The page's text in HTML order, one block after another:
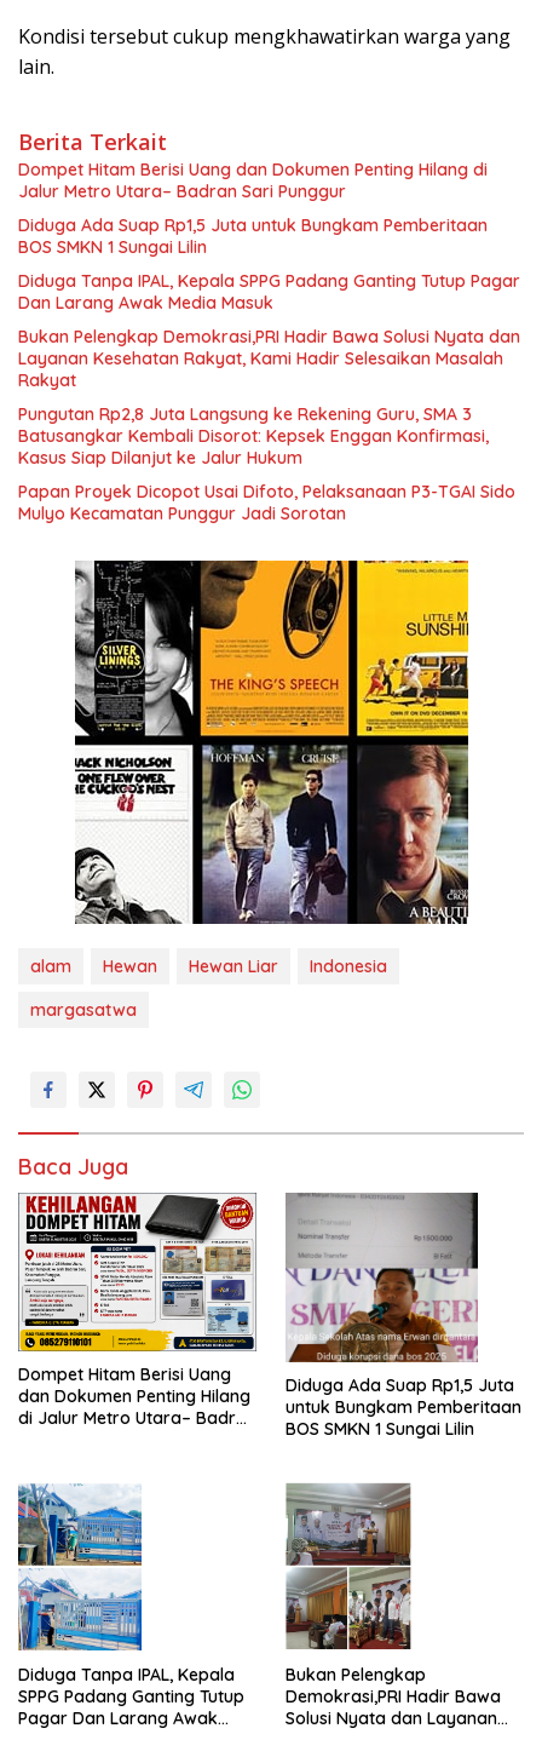
Kondisi tersebut cukup mengkhawatirkan warga yang
lain.
Berita Terkait
Dompet Hitam Berisi Uang dan Dokumen Penting Hilang di
Jalur Metro Utara– Badran Sari Punggur
Diduga Ada Suap Rp1,5 Juta untuk Bungkam Pemberitaan
BOS SMKN 1 Sungai Lilin
Diduga Tanpa IPAL, Kepala SPPG Padang Ganting Tutup Pagar
Dan Larang Awak Media Masuk
Bukan Pelengkap Demokrasi,PRI Hadir Bawa Solusi Nyata dan
Layanan Kesehatan Rakyat, Kami Hadir Selesaikan Masalah
Rakyat
Pungutan Rp2,8 Juta Langsung ke Rekening Guru, SMA 3
Batusangkar Kembali Disorot: Kepsek Enggan Konfirmasi,
Kasus Siap Dilanjut ke Jalur Hukum
Papan Proyek Dicopot Usai Difoto, Pelaksanaan P3-TGAI Sido
Mulyo Kecamatan Punggur Jadi Sorotan
alam Hewan Hewan Liar
Indonesia
margasatwa
Baca Juga
Dompet Hitam Berisi Uang
dan Dokumen Penting Hilang
di Jalur Metro Utara– Badran
Diduga Ada Suap Rp1,5 Juta
untuk Bungkam Pemberitaan
BOS SMKN 1 Sungai Lilin
Diduga Tanpa IPAL, Kepala
SPPG Padang Ganting Tutup
Pagar Dan Larang Awak
Bukan Pelengkap
Demokrasi,PRI Hadir Bawa
Solusi Nyata dan Layanan